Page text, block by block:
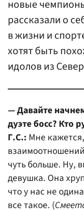
новые
рассказали о
в жизни и
хотят быть
идолов из
— Давайте
дуэте босс? Кто
Г.С.: Мне
чуть больше. Ну,
девушка. Она
что у нас не
все такое. (